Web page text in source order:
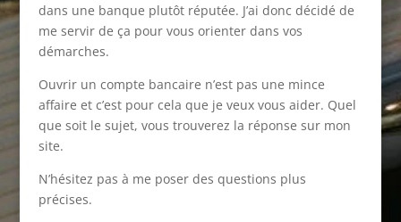
dans une banque plutôt réputée. J’ai donc décidé de
me servir de ça pour vous orienter dans vos
démarches.
Ouvrir un compte bancaire n’est pas une mince
affaire et c’est pour cela que je veux vous aider. Quel
que soit le sujet, vous trouverez la réponse sur mon
site.
N’hésitez pas à me poser des questions plus
précises.